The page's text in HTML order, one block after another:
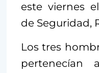
este viernes
de Seguridad,
Los tres
pertenecían